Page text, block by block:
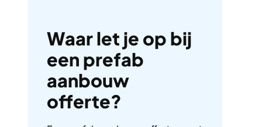
Waar let je op bij
een prefab
aanbouw
offerte?